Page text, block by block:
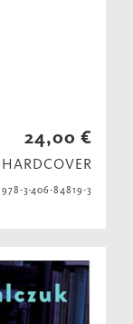
24,00 €
HARDCOVER
978-3-406-84819-3